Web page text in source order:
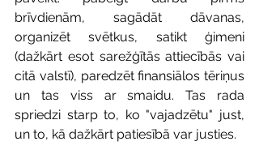
brīvdienām, sagādāt dāvanas,
organizēt svētkus, satikt ģimeni
(dažkārt esot sarežģītās attiecībās vai
citā valstī), paredzēt finansiālos tēriņus
un tas viss ar smaidu. Tas rada
spriedzi starp to, ko "vajadzētu" just,
un to, kā dažkārt patiesībā var justies.